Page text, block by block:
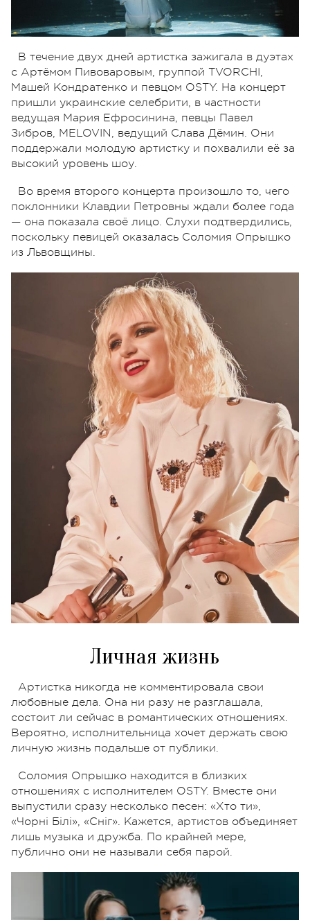
В течение двух дней артистка зажигала в дуэтах
с Артёмом Пивоваровым, группой TVORCHI,
Машей Кондратенко и певцом OSTY. На концерт
пришли украинские селебрити, в частности
ведущая Мария Ефросинина, певцы Павел
Зибров, MELOVIN, ведущий Слава Дёмин. Они
поддержали молодую артистку и похвалили её за
высокий уровень шоу.
Во время второго концерта произошло то, чего
поклонники Клавдии Петровны ждали более года
— она показала своё лицо. Слухи подтвердились,
поскольку певицей оказалась Соломия Опрышко
из Львовщины.
Личная жизнь
Артистка никогда не комментировала свои
любовные дела. Она ни разу не разглашала,
состоит ли сейчас в романтических отношениях.
Вероятно, исполнительница хочет держать свою
личную жизнь подальше от публики.
Соломия Опрышко находится в близких
отношениях с исполнителем OSTY. Вместе они
выпустили сразу несколько песен: «Хто ти»,
«Чорні Білі», «Сніг». Кажется, артистов объединяет
лишь музыка и дружба. По крайней мере,
публично они не называли себя парой.